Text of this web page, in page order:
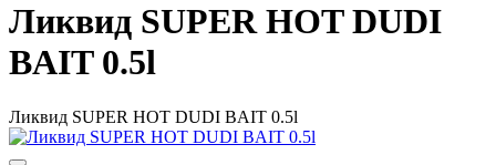
Ликвид SUPER HOT DUDI
BAIT 0.5l
Ликвид SUPER HOT DUDI BAIT 0.5l